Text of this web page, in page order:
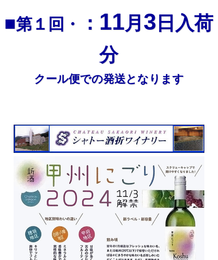
■第１回・ ： 11月 3 日入荷
分
クール便での発送となります